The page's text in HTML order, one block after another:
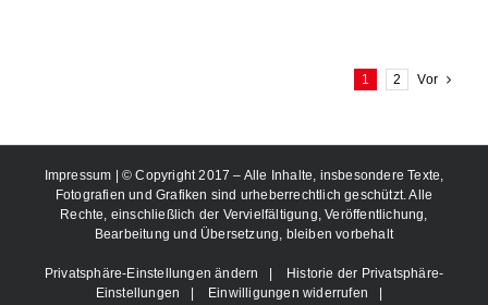
1 2 Vor
Impressum
| © Copyright 2017 – Alle Inhalte, insbesondere Texte,
Fotografien und Grafiken sind urheberrechtlich geschützt. Alle
Rechte, einschließlich der Vervielfältigung, Veröffentlichung,
Bearbeitung und Übersetzung, bleiben vorbehalt
Privatsphäre-Einstellungen ändern
Historie der Privatsphäre-
Einstellungen
Einwilligungen widerrufen